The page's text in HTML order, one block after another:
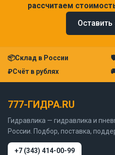
рассчитаем
Оставить
📦Склад в России
₽Счёт в рублях
777-ГИДРА.RU
Гидравлика — гидравлика и
России. Подбор, поставка,
+7 (343) 414-00-99